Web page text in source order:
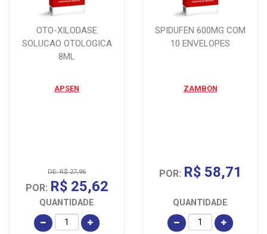
OTO-XILODASE
SOLUCAO OTOLOGICA
8ML
APSEN
DE: R$ 27,96
POR: R$ 25,62
QUANTIDADE
SPIDUFEN 600MG COM
10 ENVELOPES
ZAMBON
POR: R$ 58,71
QUANTIDADE